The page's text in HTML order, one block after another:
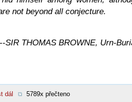
not beyond all conjecture.
--SIR THOMAS BROWNE, Urn-
dál 5789x přečteno